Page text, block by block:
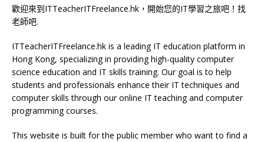
歡迎來到ITTeacherITFreelance.hk，開始您的IT學習之旅吧！找
老師吧.
ITTeacherITFreelance.hk is a leading IT education platform in
Hong Kong, specializing in providing high-quality computer
science education and IT skills training. Our goal is to help
students and professionals enhance their IT techniques and
computer skills through our online IT teaching and computer
programming courses.
This website is built for the public member who want to find a